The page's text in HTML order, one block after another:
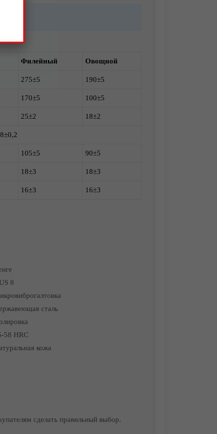
Филейный Овощной
275±5 190±5
170±5 100±5
25±2 18±2
105±5 90±5
18±3 18±3
16±3 16±3
8
сталь
58 HRC
кожа
сделать правильный выбор.